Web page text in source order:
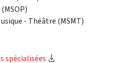
- Théâtre (MSMT)
spécialisées